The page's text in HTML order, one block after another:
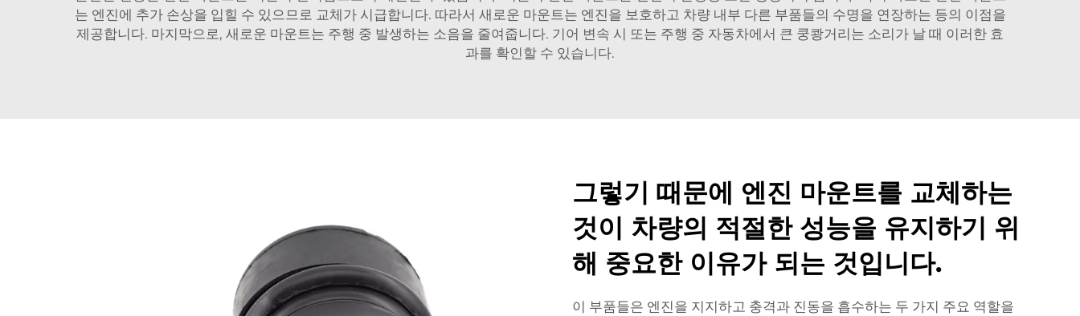
는 엔진에 추가 손상을 입힐 수 있으므로 교체가 시급합니다. 따라서 새로운 마운트는 엔진을 보호하고 차량 내부 다른 부품들의 수명을 연장하는 등의 이점을
제공합니다. 마지막으로, 새로운 마운트는 주행 중 발생하는 소음을 줄여줍니다. 기어 변속 시 또는 주행 중 자동차에서 큰 쿵쾅거리는 소리가 날 때 이러한 효
과를 확인할 수 있습니다.
그렇기 때문에 엔진 마운트를 교체하는
것이 차량의 적절한 성능을 유지하기 위
해 중요한 이유가 되는 것입니다.
이 부품들은 엔진을 지지하고 충격과 진동을 흡수하는 두 가지 주요 역할을